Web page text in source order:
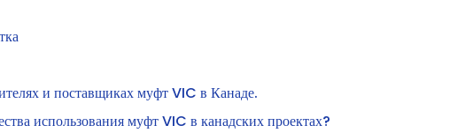
и поставщиках муфт VIC в Канаде.
использования муфт VIC в канадских проектах?